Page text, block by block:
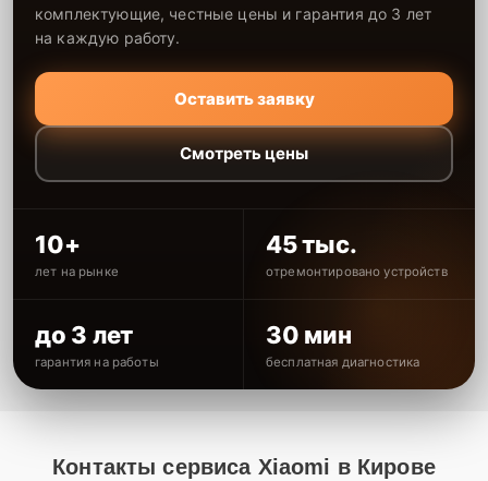
комплектующие, честные цены и гарантия до 3 лет
на каждую работу.
Оставить заявку
Смотреть цены
10+
лет на рынке
45 тыс.
отремонтировано устройств
до 3 лет
гарантия на работы
30 мин
бесплатная диагностика
Контакты сервиса Xiaomi в Кирове